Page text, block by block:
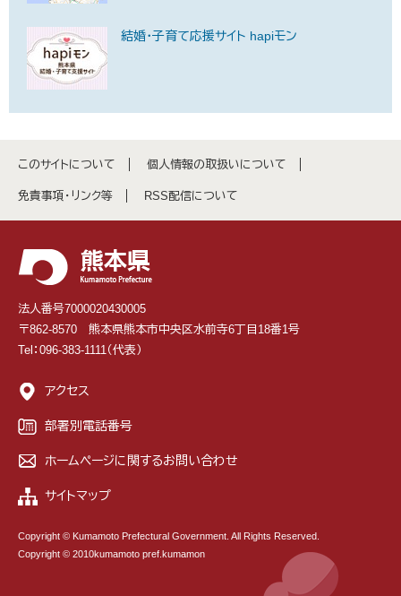
結婚・子育て応援サイト hapiモン
このサイトについて 個人情報の取扱いについて
免責事項・リンク等 RSS配信について
法人番号7000020430005
〒862-8570 熊本県熊本市中央区水前寺6丁目18番1号
Tel：096-383-1111（代表）
アクセス
部署別電話番号
ホームページに関するお問い合わせ
サイトマップ
Copyright © Kumamoto Prefectural Government. All Rights Reserved.
Copyright © 2010kumamoto pref.kumamon